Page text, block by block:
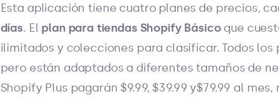
Esta aplicación tiene cuatro planes de precios,
días. El plan para tiendas Shopify Básico que
ilimitados y colecciones para clasificar. Todos
pero están adaptados a diferentes tamaños de
Shopify Plus pagarán $9.99, $39.99 y$79.99 al